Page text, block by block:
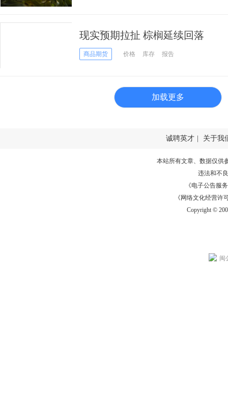
现实预期拉扯 棕榈延续回落
商品期货 价格 库存 报告
加载更多
诚聘英才 关于我
本站所有文章、数据仅供
违法和不
《电子公告服务
《网络文化经营许
Copyright ©
闽